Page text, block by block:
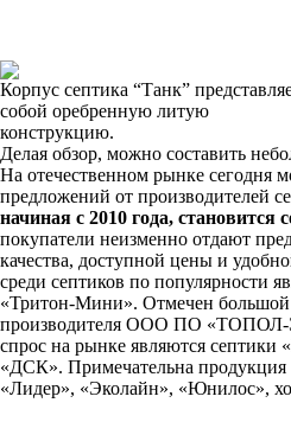
Корпус септика “Танк”
собой оребренную литую
конструкцию.
Делая обзор, можно составить
На отечественном рынке сегодня
предложений от производителей
начиная с 2010 года, становится
покупатели неизменно отдают
качества, доступной цены и
среди септиков по популярности
«Тритон-Мини». Отмечен большой
производителя ООО ПО
спрос на рынке являются септики
«ДСК». Примечательна
«Лидер», «Эколайн», «Юнилос»,